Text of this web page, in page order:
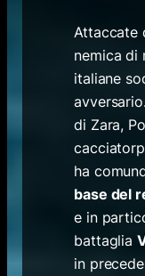
Attaccate
nemica di
italiane
di Zara,
ha
base del
e in
battaglia
in